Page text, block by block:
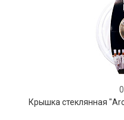
Крышка стеклянная